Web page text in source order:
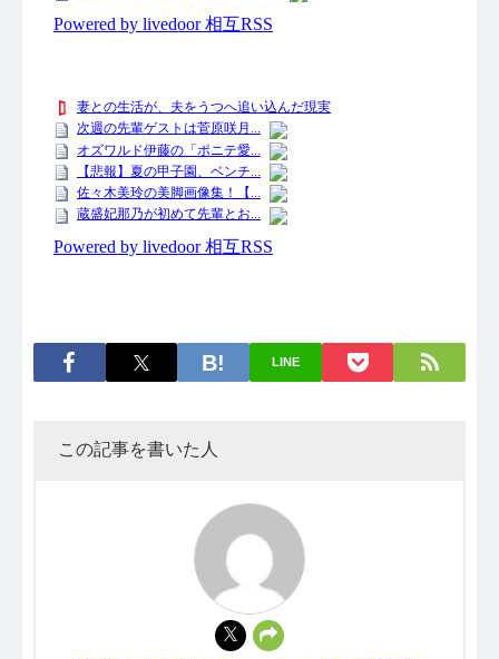
LINE
この記事を書いた人